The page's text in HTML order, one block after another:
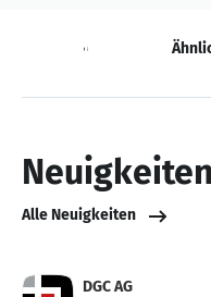
Neuigkeiten
Neuigkeiten
Alle Neuigkeiten
DGC AG